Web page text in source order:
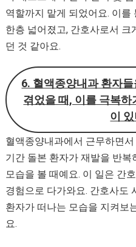
역할까지 맡게 되었어요. 이
한층 넓어졌고, 간호사로서 크
던 것 같아요.
6. 혈액종양내과 환자
겪었을 때, 이를 극복하
이
혈액종양내과에서 근무하면
기간 돌본 환자가 재발을 반
모습을 볼 때예요. 이 일은 간
경험으로 다가와요. 간호사도
환자가 떠나는 모습을 지켜보
요.